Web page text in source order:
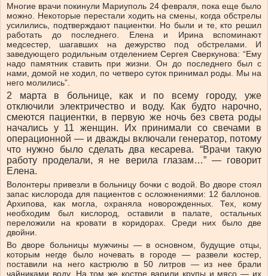
Многие врачи покинули Мариуполь 24 февраля, пока еще было
можно. Некоторые перестали ходить на смены, когда обстрелы
усилились, подтверждают пациентки. Но были и те, кто решил
работать до последнего. Елена и Ирина вспоминают
медсестер, шагавших на дежурство под обстрелами. И
заведующего родильным отделением Сергея Сверкунова: “Ему
надо памятник ставить при жизни. Он до последнего был с
нами, домой не ходил, по четверо суток принимал роды. Мы на
него молились”.
2 марта в больнице, как и по всему городу, уже
отключили электричество и воду. Как будто нарочно,
смеются пациентки, в первую же ночь без света роды
начались у 11 женщин. Их принимали со свечами в
операционной — и дважды включали генератор, потому
что нужно было сделать два кесарева. “Врачи такую
работу проделали, я не верила глазам…” — говорит
Елена.
Волонтеры привезли в больницу бочки с водой. Во дворе стоял
запас кислорода для пациентов с осложнениями: 12 баллонов.
Архипова, как могла, охраняла новорожденных. Тех, кому
необходим был кислород, оставили в палате, остальных
переложили на кровати в коридорах. Среди них было две
двойни.
Во дворе больницы мужчины — в основном, будущие отцы,
которым негде было ночевать в городе — развели костер,
поставили на него кастрюлю в 50 литров — из нее брали
чайниками воду. На том же костре варили крупы и мясо — их